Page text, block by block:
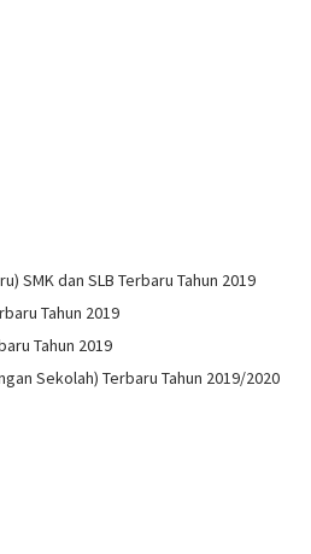
SMK dan SLB Terbaru Tahun 2019
Tahun 2019
Tahun 2019
Sekolah) Terbaru Tahun 2019/2020